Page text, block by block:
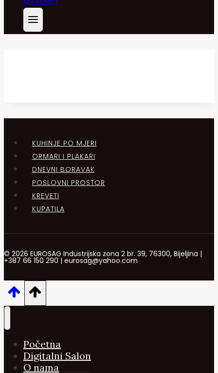
KUHINJE PO MJERI
ORMARI I PLAKARI
DNEVNI BORAVAK
POSLOVNI PROSTOR
KREVETI
KUPATILA
© 2026 EUROSAG Industrijska zona 2 br. 39, 76300, Bijeljina |
+387 66 150 290 | eurosag@yahoo.com
Početna
Digitalni Salon
O nama